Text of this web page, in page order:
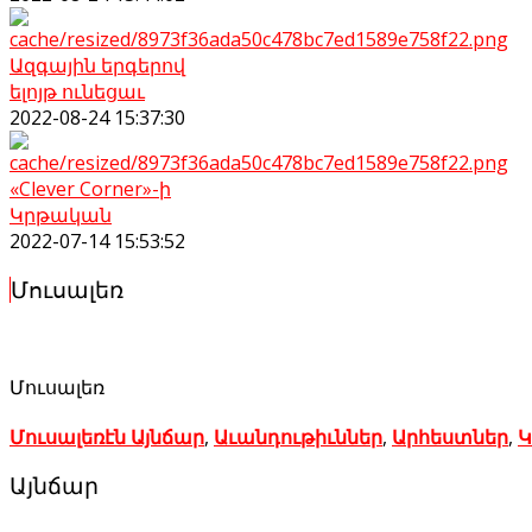
Ազգային երգերով
ելոյթ ունեցաւ
2022-08-24 15:37:30
«Clever Corner»-ի
Կրթական
2022-07-14 15:53:52
Մուսալեռ
Մուսալեռ
Մուսալեռէն Այնճար, Աւանդութիւններ, Արհեստներ,
Այնճար